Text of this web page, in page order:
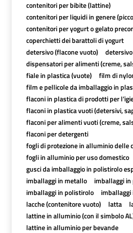
contenitori per bibite (lattine)
contenitori per liquidi in genere
contenitori per yogurt o gelato
coperchietti dei barattoli di yogurt
detersivo (flacone vuoto)
dispensatori per alimenti (creme,
fiale in plastica (vuote)
film di
film e pellicole da imballaggio in
flaconi in plastica di prodotti per
flaconi in plastica vuoti (detersivi,
flaconi per alimenti vuoti (creme,
flaconi per detergenti
fogli di protezione in alluminio delle
fogli in alluminio per uso domestico
gusci da imballaggio in polistirolo
imballaggi in metallo
imballaggi
imballaggi in polistirolo
lacche (contenitore vuoto)
latta
lattine in alluminio (con il simbolo
lattine in alluminio per bevande